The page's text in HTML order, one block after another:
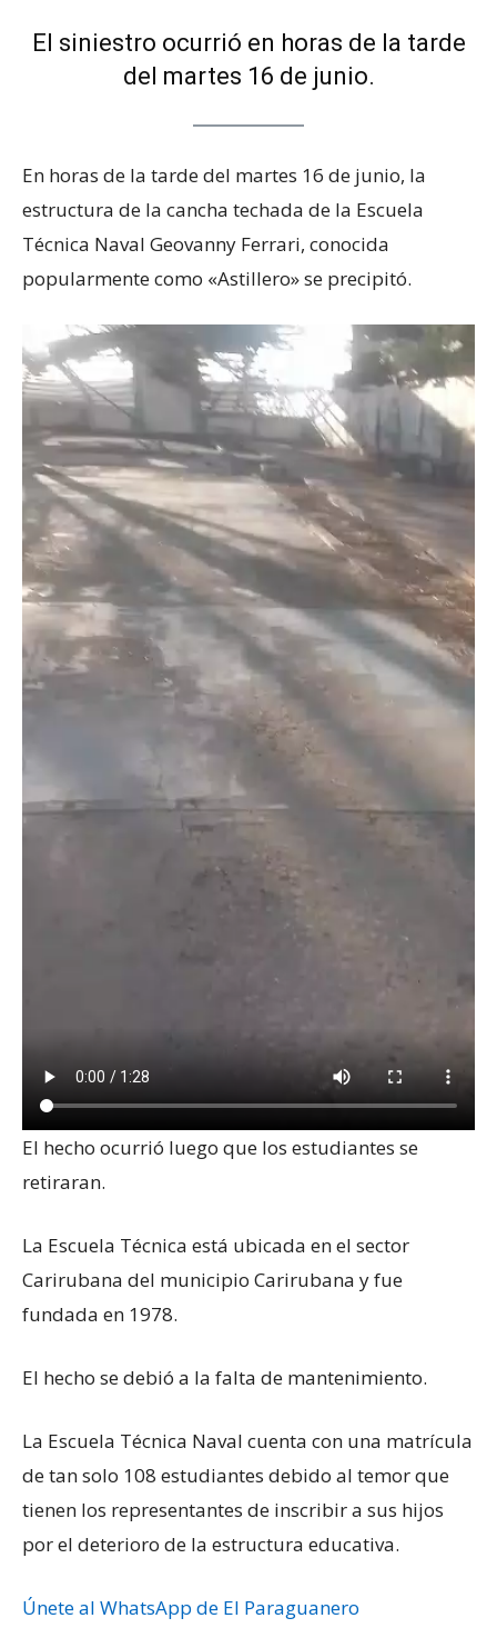
El siniestro ocurrió en horas de la tarde
del martes 16 de junio.
En horas de la tarde del martes 16 de junio, la
estructura de la cancha techada de la Escuela
Técnica Naval Geovanny Ferrari, conocida
popularmente como «Astillero» se precipitó.
El hecho ocurrió luego que los estudiantes se
retiraran.
La Escuela Técnica está ubicada en el sector
Carirubana del municipio Carirubana y fue
fundada en 1978.
El hecho se debió a la falta de mantenimiento.
La Escuela Técnica Naval cuenta con una matrícula
de tan solo 108 estudiantes debido al temor que
tienen los representantes de inscribir a sus hijos
por el deterioro de la estructura educativa.
Únete al WhatsApp de El Paraguanero